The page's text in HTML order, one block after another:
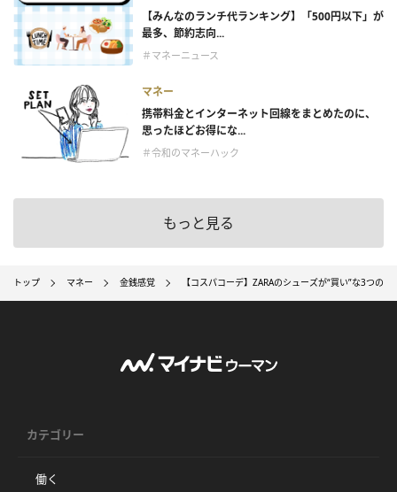
【みんなのランチ代ランキング】「500円以下」が
最多、節約志向...
＃マネーニュース
マネー
携帯料金とインターネット回線をまとめたのに、
思ったほどお得にな...
＃令和のマネーハック
もっと見る
トップ マネー 金銭感覚 【コスパコーデ】ZARAのシューズが“買い”な3つの理
カテゴリー
働く